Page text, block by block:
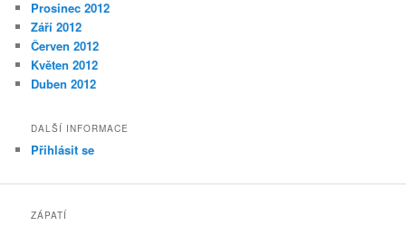
Prosinec 2012
Září 2012
Červen 2012
Květen 2012
Duben 2012
DALŠÍ INFORMACE
Přihlásit se
ZÁPATÍ